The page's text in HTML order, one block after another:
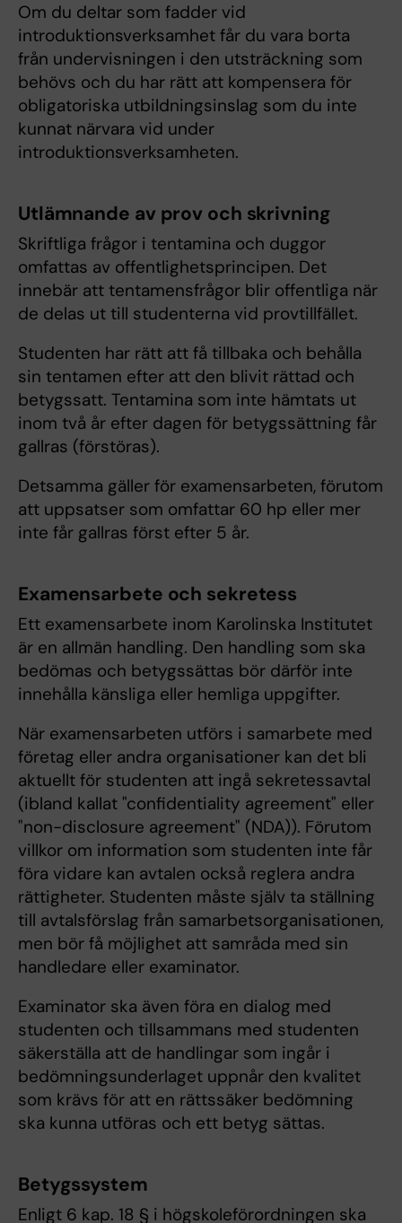
Om du deltar som fadder vid
introduktionsverksamhet får du vara borta
från undervisningen i den utsträckning som
behövs och du har rätt att kompensera för
obligatoriska utbildningsinslag som du inte
kunnat närvara vid under
introduktionsverksamheten.
Utlämnande av prov och skrivning
Skriftliga frågor i tentamina och duggor
omfattas av offentlighetsprincipen. Det
innebär att tentamensfrågor blir offentliga när
de delas ut till studenterna vid provtillfället.
Studenten har rätt att få tillbaka och behålla
sin tentamen efter att den blivit rättad och
betygssatt. Tentamina som inte hämtats ut
inom två år efter dagen för betygssättning får
gallras (förstöras).
Detsamma gäller för examensarbeten, förutom
att uppsatser som omfattar 60 hp eller mer
inte får gallras först efter 5 år.
Examensarbete och sekretess
Ett examensarbete inom Karolinska Institutet
är en allmän handling. Den handling som ska
bedömas och betygssättas bör därför inte
innehålla känsliga eller hemliga uppgifter.
När examensarbeten utförs i samarbete med
företag eller andra organisationer kan det bli
aktuellt för studenten att ingå sekretessavtal
(ibland kallat "confidentiality agreement" eller
"non-disclosure agreement" (NDA)). Förutom
villkor om information som studenten inte får
föra vidare kan avtalen också reglera andra
rättigheter. Studenten måste själv ta ställning
till avtalsförslag från samarbetsorganisationen,
men bör få möjlighet att samråda med sin
handledare eller examinator.
Examinator ska även föra en dialog med
studenten och tillsammans med studenten
säkerställa att de handlingar som ingår i
bedömningsunderlaget uppnår den kvalitet
som krävs för att en rättssäker bedömning
ska kunna utföras och ett betyg sättas.
Betygssystem
Enligt 6 kap. 18 § i högskoleförordningen ska